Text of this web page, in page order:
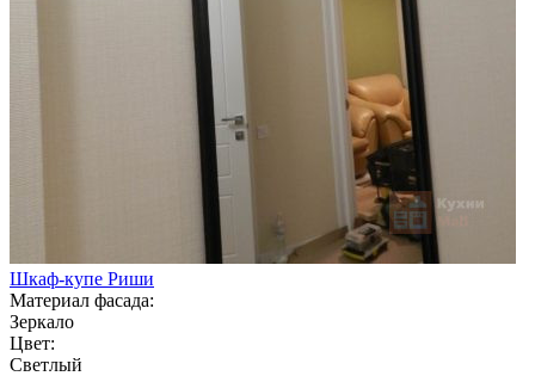
Шкаф-купе Риши
Материал фасада:
Зеркало
Цвет:
Светлый